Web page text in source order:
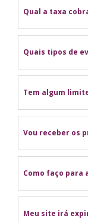
Qual a taxa
Quais tipos de
Tem algum
Vou receber os
Como faço para
Meu site irá